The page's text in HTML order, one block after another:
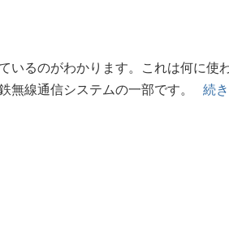
いるのがわかります。これは何に使
無線通信システムの一部です。 続